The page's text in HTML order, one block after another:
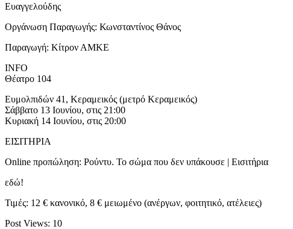
Ευαγγελούδης
Οργάνωση Παραγωγής: Κωνσταντίνος Θάνος
Παραγωγή: Κίτρον ΑΜΚΕ
INFO
Θέατρο 104
Ευμολπιδών 41, Κεραμεικός (μετρό Κεραμεικός)
Σάββατο 13 Ιουνίου, στις 21:00
Κυριακή 14 Ιουνίου, στις 20:00
ΕΙΣΙΤΗΡΙΑ
Online προπώληση: Ρούντυ. Το σώμα που δεν υπάκουσε | Εισιτήρια
εδώ!
Τιμές: 12 € κανονικό, 8 € μειωμένο (ανέργων, φοιτητικό, ατέλειες)
Post Views: 10